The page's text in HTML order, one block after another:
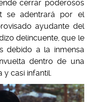
cerrar poderosos
se adentrará por el
ayudante del
delincuente, que le
debido a la inmensa
dentro de una
y casi infantil.